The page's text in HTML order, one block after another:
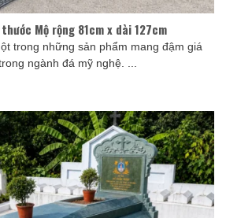
Mộ rộng 81cm x dài 127cm
trong những sản phẩm mang đậm giá
ngành đá mỹ nghệ. ...